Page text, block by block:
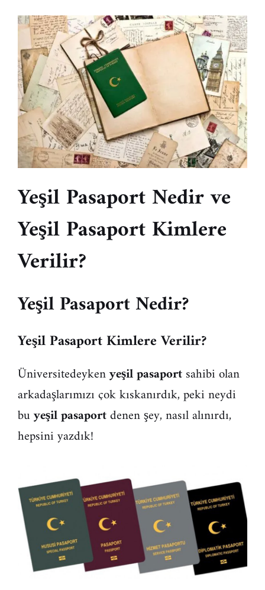
Yeşil Pasaport Nedir ve
Yeşil Pasaport Kimlere
Verilir?
Yeşil Pasaport Nedir?
Yeşil Pasaport Kimlere Verilir?
Üniversitedeykenyeşil pasaportsahibi olan
arkadaşlarımızı çok kıskanırdık, peki neydi
buyeşil pasaportdenen şey, nasıl alınırdı,
hepsini yazdık!